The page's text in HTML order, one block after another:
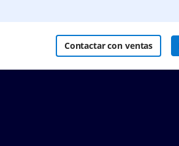
Contactar con ventas